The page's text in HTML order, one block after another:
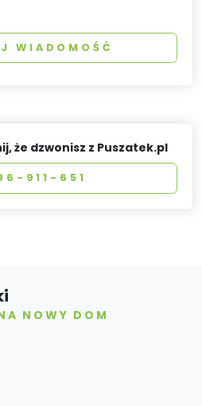
WIADOMOŚĆ
że dzwonisz z Puszatek.pl
911-651
NOWY DOM